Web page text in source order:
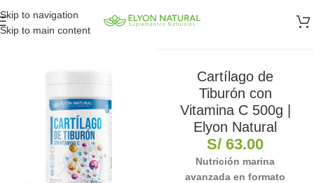
Skip to navigation
Skip to main content
Cartílago de
Tiburón con
Vitamina C 500g |
Elyon Natural
S/ 63.00
Nutrición marina
avanzada en formato